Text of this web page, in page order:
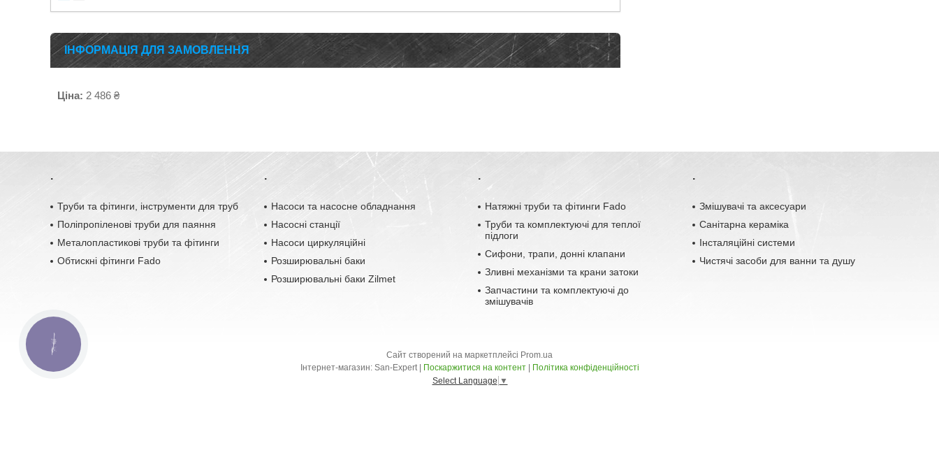
ІНФОРМАЦІЯ ДЛЯ ЗАМОВЛЕННЯ
Ціна: 2 486 ₴
.
Труби та фітинги, інструменти для труб
Поліпропіленові труби для паяння
Металопластикові труби та фітинги
Обтискні фітинги Fado
.
Насоси та насосне обладнання
Насосні станції
Насоси циркуляційні
Розширювальні баки
Розширювальні баки Zilmet
.
Натяжні труби та фітинги Fado
Труби та комплектуючі для теплої
підлоги
Сифони, трапи, донні клапани
Зливні механізми та крани затоки
Запчастини та комплектуючі до
змішувачів
.
Змішувачі та аксесуари
Санітарна кераміка
Інсталяційні системи
Чистячі засоби для ванни та душу
Сайт створений на маркетплейсі Prom.ua
Поскаржитися на контент
Політика конфіденційності
Select Language ▼
КНОПКА
ЗВ'ЯЗКУ